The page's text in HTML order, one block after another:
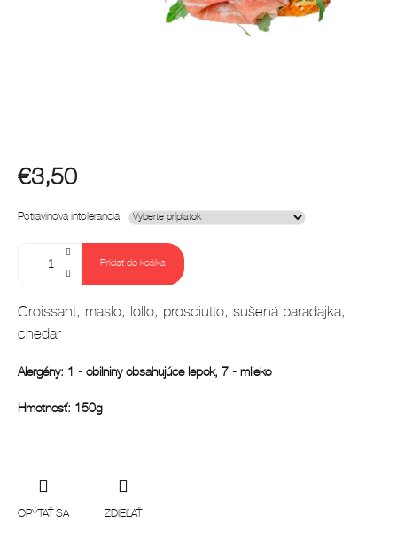
€3,50
Potravinová intolerancia
Pridať do košíka
Croissant, maslo, lollo, prosciutto, sušená paradajka,
chedar
Alergény: 1 - obilniny obsahujúce lepok, 7 - mlieko
Hmotnosť: 150g
OPÝTAŤ SA ZDIEĽAŤ